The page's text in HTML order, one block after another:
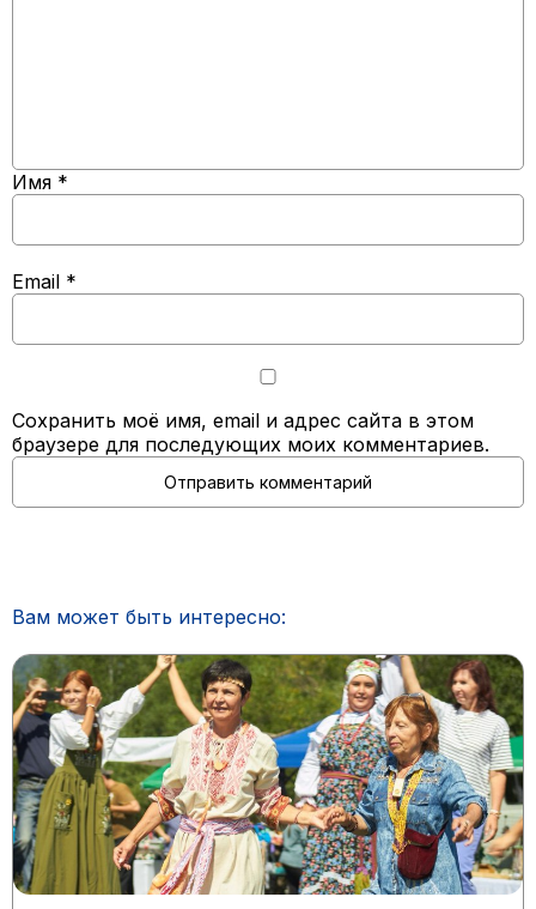
Имя *
Email *
Сохранить моё имя, email и адрес сайта в этом
браузере для последующих моих комментариев.
Вам может быть интересно: